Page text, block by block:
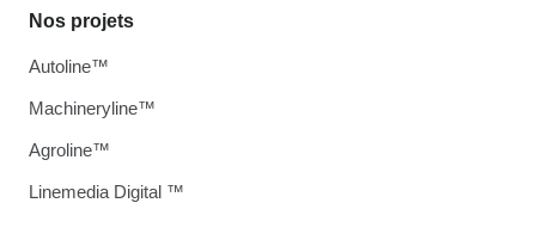
Nos projets
Autoline™
Machineryline™
Agroline™
Linemedia Digital ™